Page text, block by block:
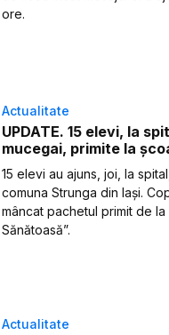
ore.
Actualitate
UPDATE. 15 elevi, la
mucegai, primite la
15 elevi au ajuns, joi, la
comuna Strunga din Iași.
mâncat pachetul primit de
Sănătoasă”.
Actualitate